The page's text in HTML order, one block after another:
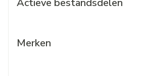
Actieve bestandsdelen
Merken